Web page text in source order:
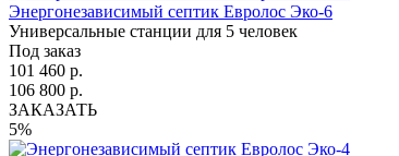
Энергонезависимый септик Евролос Эко-6
Универсальные станции для 5 человек
Под заказ
101 460 р.
106 800 р.
ЗАКАЗАТЬ
5%